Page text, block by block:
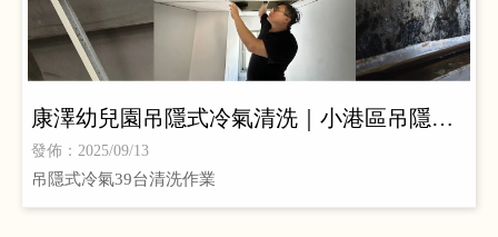
康澤幼兒園吊隱式冷氣清洗｜小港區吊隱式
冷氣清洗｜高雄吊隱式冷氣清洗
發佈：2025/09/13
吊隱式冷氣39台清洗作業